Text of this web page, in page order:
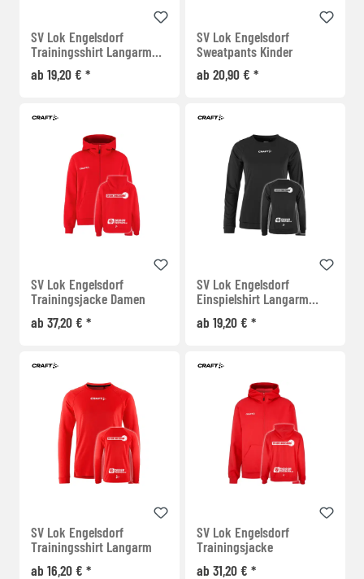
SV Lok Engelsdorf
Trainingsshirt Langarm
Damen
ab 19,20 € *
SV Lok Engelsdorf
Sweatpants Kinder
ab 20,90 € *
SV Lok Engelsdorf
Trainingsjacke Damen
ab 37,20 € *
SV Lok Engelsdorf
Einspielshirt Langarm
ab 19,20 € *
SV Lok Engelsdorf
Trainingsshirt Langarm
ab 16,20 € *
SV Lok Engelsdorf
Trainingsjacke
ab 31,20 € *